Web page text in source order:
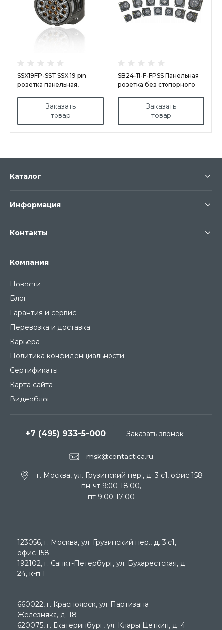
SSX19FP-SST SSX 19 pin
розетка панельная,
контактов, под пайку,
Заказать
товар
SB24-11-F-FPSS Панельная
розетка без стопорного
серебряные контакты под
Заказать
товар
Компания
Новости
Блог
Гарантия и сервис
Перевозка и доставка
Карьера
Политика конфиденциальности
Сертификаты
Карта сайта
Видеоблог
Каталог
Информация
Контакты
msk@contactica.ru
+7 (495) 933-5-000
г. Москва, ул. Грузинский пер., д. 3 c1, офис 158
пн-чт 9:00-18:00,
пт 9:00-17:00
Заказать звонок
123056, г. Москва, ул. Грузинский пер., д. 3 c1,
офис 158
192102, г. Санкт-Петербург, ул. Бухарестская, д.
24, к-п 1
660022, г. Красноярск, ул. Партизана
Железняка, д. 18
620075, г. Екатеринбург, ул. Клары Цеткин, д. 4